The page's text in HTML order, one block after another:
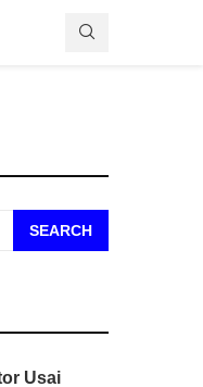
SEARCH
Usai